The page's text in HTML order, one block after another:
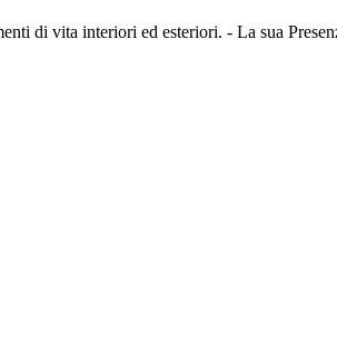
di vita interiori ed esteriori. - La sua